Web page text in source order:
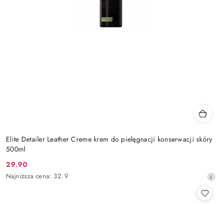
Elite Detailer Leather Creme krem do pielęgnacji konserwacji skóry
500ml
Cena
promocyjna:
29.90
Najniższa
Najniższa cena: 32.9